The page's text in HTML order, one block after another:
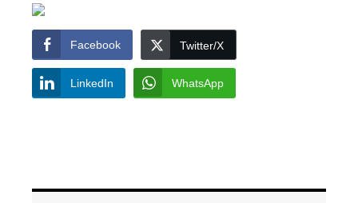
Facebook Twitter/X
LinkedIn WhatsApp